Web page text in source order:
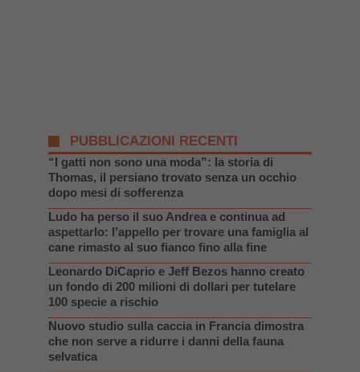
PUBBLICAZIONI RECENTI
“I gatti non sono una moda”: la storia di
Thomas, il persiano trovato senza un occhio
dopo mesi di sofferenza
Ludo ha perso il suo Andrea e continua ad
aspettarlo: l’appello per trovare una famiglia al
cane rimasto al suo fianco fino alla fine
Leonardo DiCaprio e Jeff Bezos hanno creato
un fondo di 200 milioni di dollari per tutelare
100 specie a rischio
Nuovo studio sulla caccia in Francia dimostra
che non serve a ridurre i danni della fauna
selvatica